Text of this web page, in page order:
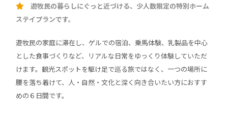
遊牧民の暮らしにぐっと近づける、少人数限定の特別ホーム
ステイプランです。
遊牧民の家庭に滞在し、ゲルでの宿泊、乗馬体験、乳製品を中心
とした食事づくりなど、リアルな日常をゆっくり体験していただ
けます。観光スポットを駆け足で巡る旅ではなく、一つの場所に
腰を落ち着けて、人・自然・文化と深く向き合いたい方におすす
めの６日間です。